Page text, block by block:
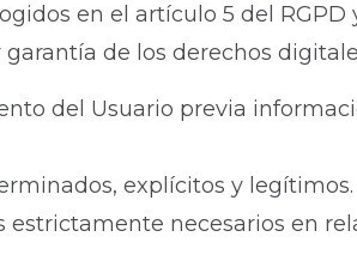
en el artículo 5 del RGPD
de los derechos
del Usuario previa
explícitos y legítimos.
necesarios en